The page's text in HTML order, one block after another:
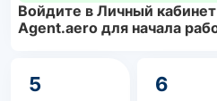
Войдите в Личный
Agent.aero для начала
5 6